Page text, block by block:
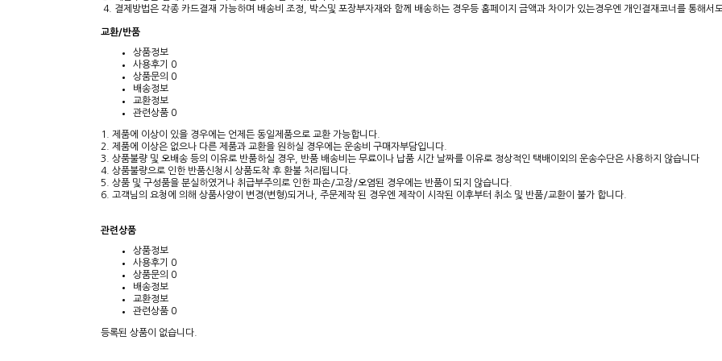
4. 결제방법은 각종 카드결재 가능하며 배송비 조정, 박스및 포장부자재와 함께 배송하는 경우등 홈페이지 금액과 차이가 있는경우엔 개인결재코너를 통해서
교환/반품
상품정보
사용후기 0
상품문의 0
배송정보
교환정보
관련상품 0
1. 제품에 이상이 있을 경우에는 언제든 동일제품으로 교환 가능합니다.
2. 제품에 이상은 없으나 다른 제품과 교환을 원하실 경우에는 운송비 구매자부담입니다.
3. 상품불량 및 오배송 등의 이유로 반품하실 경우, 반품 배송비는 무료이나 납품 시간 날짜를 이유로 정상적인 택배이외의 운송수단은 사용하지 않습니다
4. 상품불량으로 인한 반품신청시 상품도착 후 환불 처리됩니다.
5. 상품 및 구성품을 분실하였거나 취급부주의로 인한 파손/고장/오염된 경우에는 반품이 되지 않습니다.
6. 고객님의 요청에 의해 상품사양이 변경(변형)되거나, 주문제작 된 경우엔 제작이 시작된 이후부터 취소 및 반품/교환이 불가 합니다.
관련상품
상품정보
사용후기 0
상품문의 0
배송정보
교환정보
관련상품 0
등록된 상품이 없습니다.